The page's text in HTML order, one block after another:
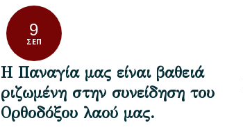
9
ΣΕΠ
Η Παναγία μας είναι βαθειά
ριζωμένη στην συνείδηση του
Ορθοδόξου λαού μας.